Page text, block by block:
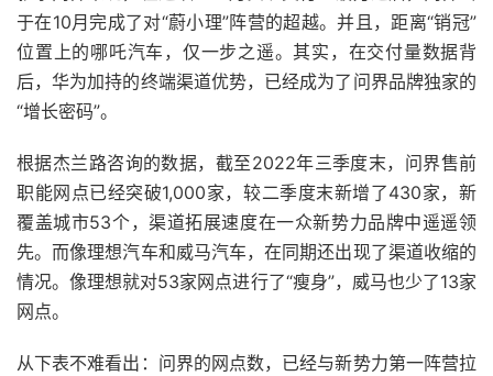
于在10月完成了对“蔚小理”阵营的超越。并且，距离“销冠”
位置上的哪吒汽车，仅一步之遥。其实，在交付量数据背
后，华为加持的终端渠道优势，已经成为了问界品牌独家的
“增长密码”。
根据杰兰路咨询的数据，截至2022年三季度末，问界售前
职能网点已经突破1,000家，较二季度末新增了430家，新
覆盖城市53个，渠道拓展速度在一众新势力品牌中遥遥领
先。而像理想汽车和威马汽车，在同期还出现了渠道收缩的
情况。像理想就对53家网点进行了“瘦身”，威马也少了13家
网点。
从下表不难看出：问界的网点数，已经与新势力第一阵营拉